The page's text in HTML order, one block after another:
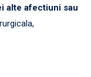
alte afectiuni sau